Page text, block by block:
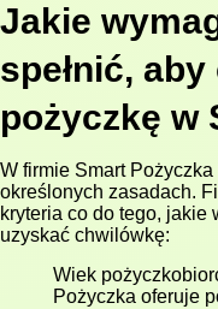
Jakie
spełnić,
pożyczkę w
W firmie Smart
określonych zasadach.
kryteria co do tego, jakie
uzyskać chwilówkę:
Wiek
Pożyczka oferuje